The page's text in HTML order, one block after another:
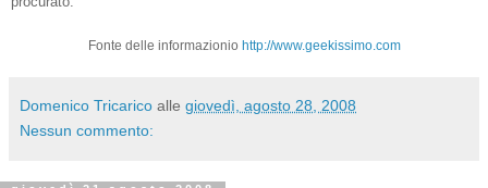
Fonte delle informazionio http://www.geekissimo.com
Domenico Tricarico alle giovedì, agosto 28, 2008
Nessun commento: